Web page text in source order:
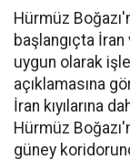
Hürmüz
başlangıçta
uygun olarak
açıklamasına
İran kıyılarına
Hürmüz
güney